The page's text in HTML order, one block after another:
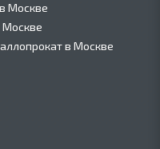
Москве
Москве
в Москве